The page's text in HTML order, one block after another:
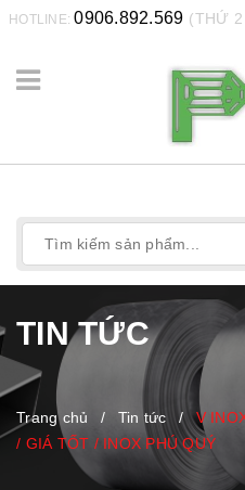
HOTLINE:0906.892.569 (THỨ
TIN TỨC
Trang chủ / Tin tức /
V
/ GIÁ TỐT / INOX PHÚ QUÝ